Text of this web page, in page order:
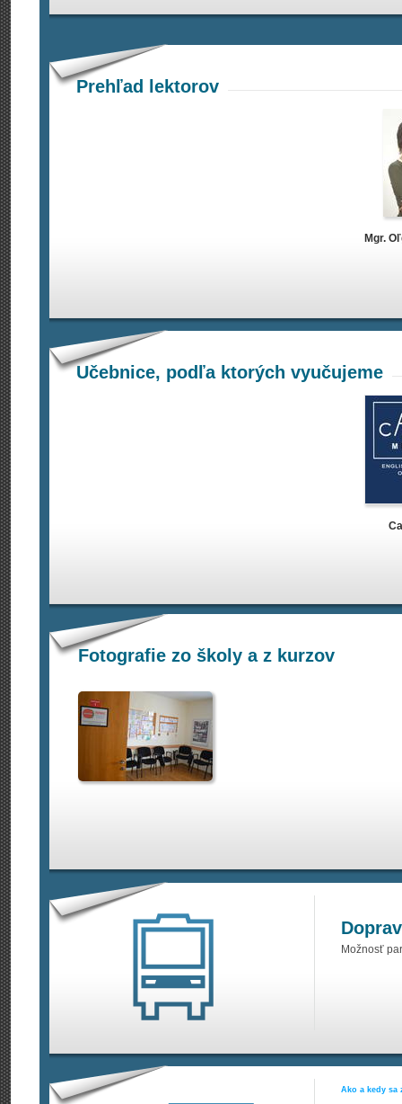
Prehľad lektorov
Mgr.
Učebnice, podľa ktorých vyučujeme
Fotografie zo školy a z kurzov
Možnosť
Ako a kedy sa